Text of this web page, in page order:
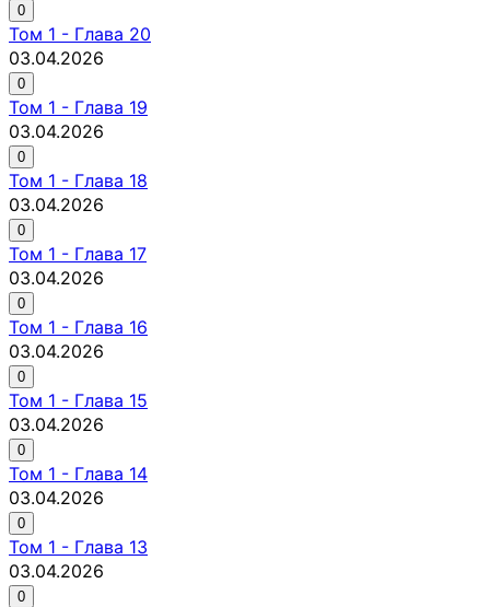
0
Том 1 - Глава 20
03.04.2026
0
Том 1 - Глава 19
03.04.2026
0
Том 1 - Глава 18
03.04.2026
0
Том 1 - Глава 17
03.04.2026
0
Том 1 - Глава 16
03.04.2026
0
Том 1 - Глава 15
03.04.2026
0
Том 1 - Глава 14
03.04.2026
0
Том 1 - Глава 13
03.04.2026
0